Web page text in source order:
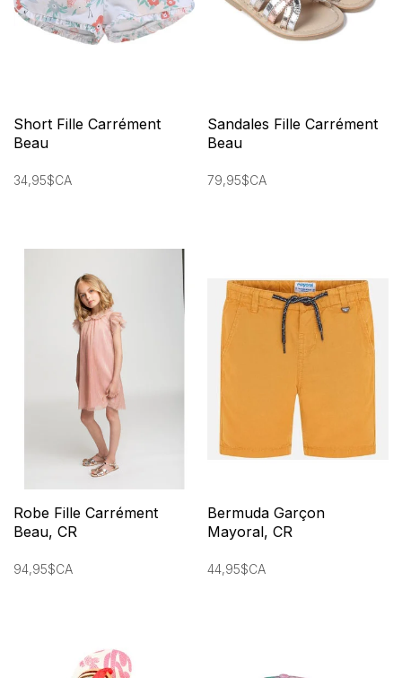
Short Fille Carrément
Beau
34,95$CA
Sandales Fille Carrément
Beau
79,95$CA
Robe Fille Carrément
Beau, CR
94,95$CA
Bermuda Garçon
Mayoral, CR
44,95$CA